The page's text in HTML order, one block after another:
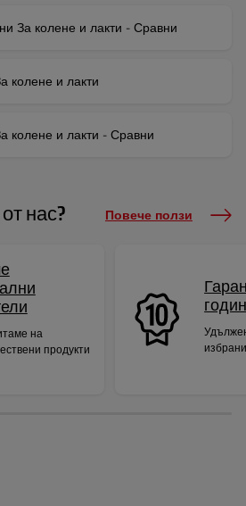
За колене и лакти - Сравни
колене и лакти
колене и лакти - Сравни
нас? Повече ползи
на
продукти